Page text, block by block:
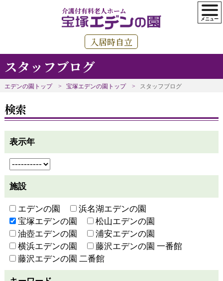
介護付有料老人ホーム
入居時自立
スタッフブログ
エデンの園トップ 宝塚エデンの園トップ スタッフブログ
検索
表示年
施設
エデンの園
浜名湖エデンの園
宝塚エデンの園
松山エデンの園
油壺エデンの園
浦安エデンの園
横浜エデンの園
藤沢エデンの園 一番館
藤沢エデンの園 二番館